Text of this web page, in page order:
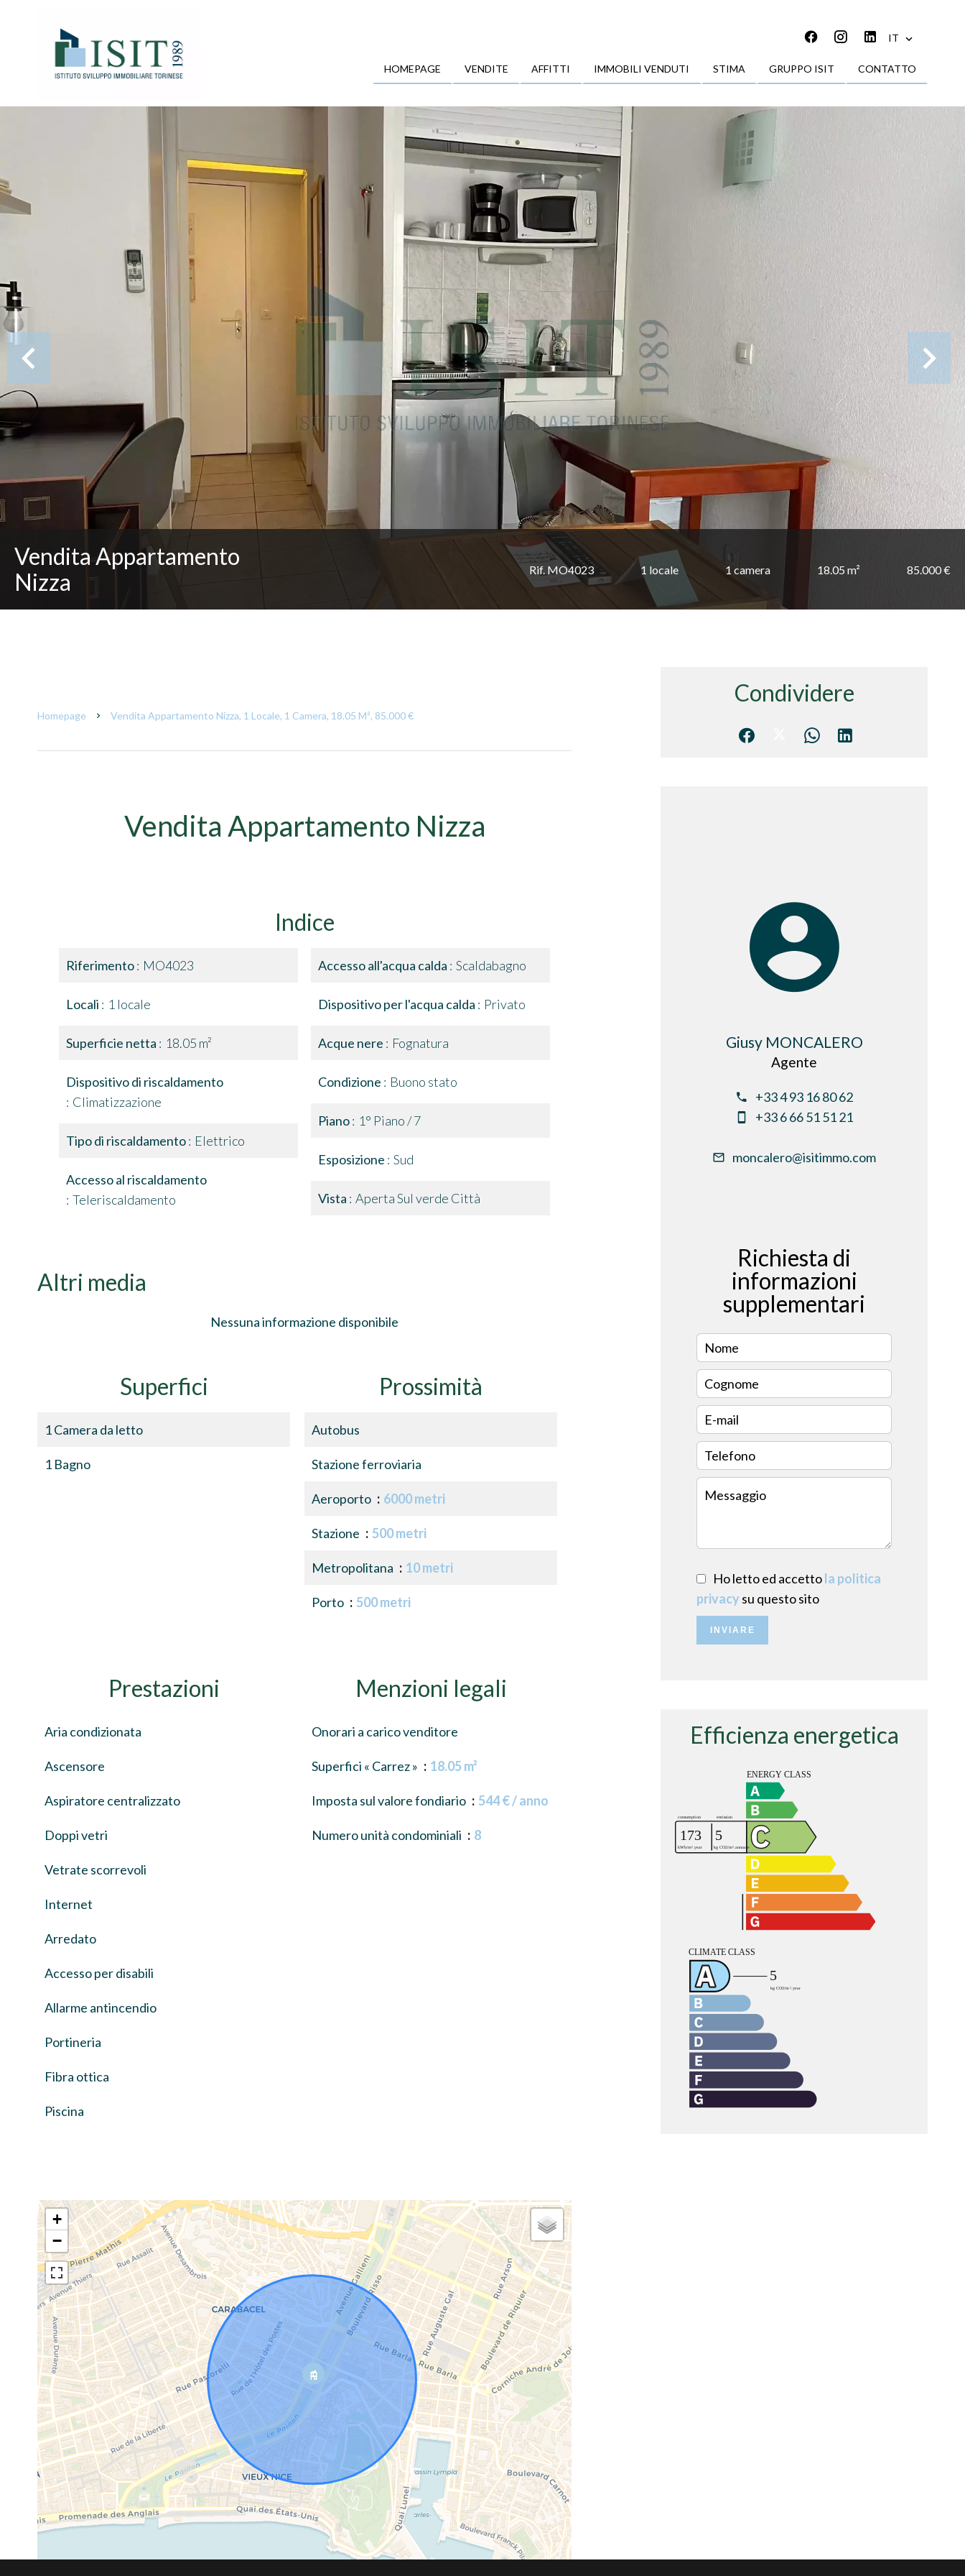
IT
HOMEPAGE VENDITE AFFITTI IMMOBILI VENDUTI STIMA GRUPPO ISIT CONTATTO
Vendita Appartamento
Nizza
Rif. MO4023 1 locale 1 camera 18.05 m² 85.000 €
Homepage Vendita Appartamento Nizza, 1 Locale, 1 Camera, 18.05 M², 85.000 €
Vendita Appartamento Nizza
Indice
Riferimento MO4023
Locali 1 locale
Superficie netta 18.05 m²
Dispositivo di riscaldamento
Climatizzazione
Tipo di riscaldamento Elettrico
Accesso al riscaldamento
Teleriscaldamento
Accesso all'acqua calda Scaldabagno
Dispositivo per l'acqua calda Privato
Acque nere Fognatura
Condizione Buono stato
Piano 1° Piano / 7
Esposizione Sud
Vista Aperta Sul verde Città
Altri media
Nessuna informazione disponibile
Superfici
1 Camera da letto
1 Bagno
Prossimità
Autobus
Stazione ferroviaria
Aeroporto 6000 metri
Stazione 500 metri
Metropolitana 10 metri
Porto 500 metri
Prestazioni
Aria condizionata
Ascensore
Aspiratore centralizzato
Doppi vetri
Vetrate scorrevoli
Internet
Arredato
Accesso per disabili
Allarme antincendio
Portineria
Fibra ottica
Piscina
Menzioni legali
Onorari a carico venditore
Superfici « Carrez » 18.05 m²
Imposta sul valore fondiario 544 € / anno
Numero unità condominiali 8
+
−
Condividere
Giusy MONCALERO
Agente
+33 4 93 16 80 62
+33 6 66 51 51 21
moncalero@isitimmo.com
Richiesta di
informazioni
supplementari
Ho letto ed accettola politica
privacysu questo sito
INVIARE
Efficienza energetica